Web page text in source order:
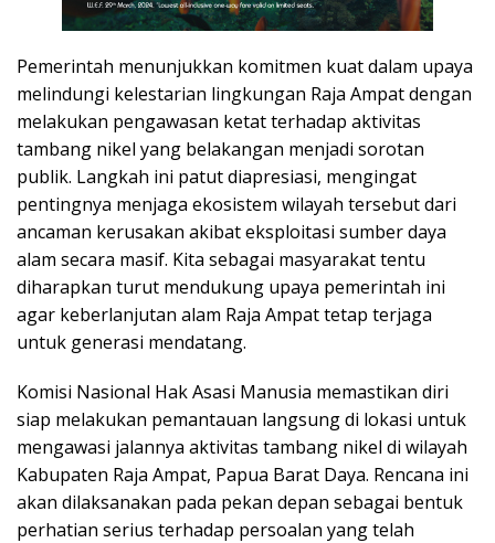
Pemerintah menunjukkan komitmen kuat dalam upaya
melindungi kelestarian lingkungan Raja Ampat dengan
melakukan pengawasan ketat terhadap aktivitas
tambang nikel yang belakangan menjadi sorotan
publik. Langkah ini patut diapresiasi, mengingat
pentingnya menjaga ekosistem wilayah tersebut dari
ancaman kerusakan akibat eksploitasi sumber daya
alam secara masif. Kita sebagai masyarakat tentu
diharapkan turut mendukung upaya pemerintah ini
agar keberlanjutan alam Raja Ampat tetap terjaga
untuk generasi mendatang.
Komisi Nasional Hak Asasi Manusia memastikan diri
siap melakukan pemantauan langsung di lokasi untuk
mengawasi jalannya aktivitas tambang nikel di wilayah
Kabupaten Raja Ampat, Papua Barat Daya. Rencana ini
akan dilaksanakan pada pekan depan sebagai bentuk
perhatian serius terhadap persoalan yang telah